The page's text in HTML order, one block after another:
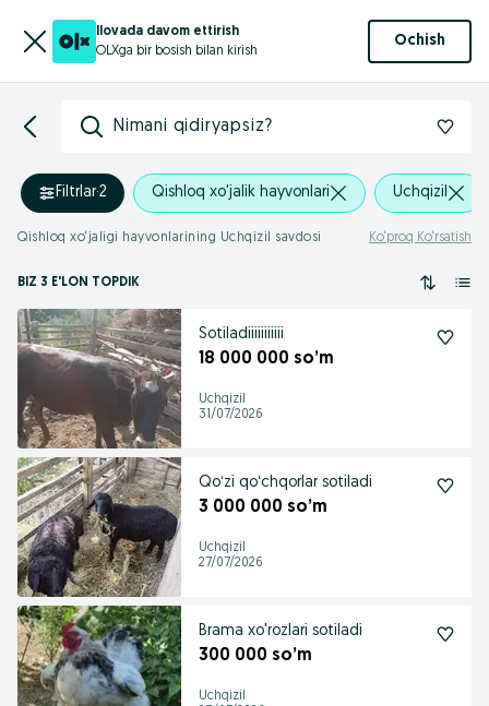
Ilovada davom ettirish
OLXga bir bosish bilan kirish
Ochish
Nimani qidiryapsiz?
Filtrlar·2 Qishloq xo'jalik hayvonlari Uchqizil
Qishloq xo‘jaligi hayvonlarining Uchqizil savdosi Ko‘proq Ko‘rsatish
BIZ 3 E'LON TOPDIK
Sotiladiiiiiiiiiii
18 000 000 so’m
Uchqizil
31/07/2026
Qoʻzi qoʻchqorlar sotiladi
3 000 000 so’m
Uchqizil
27/07/2026
Brama xo'rozlari sotiladi
300 000 so’m
Uchqizil